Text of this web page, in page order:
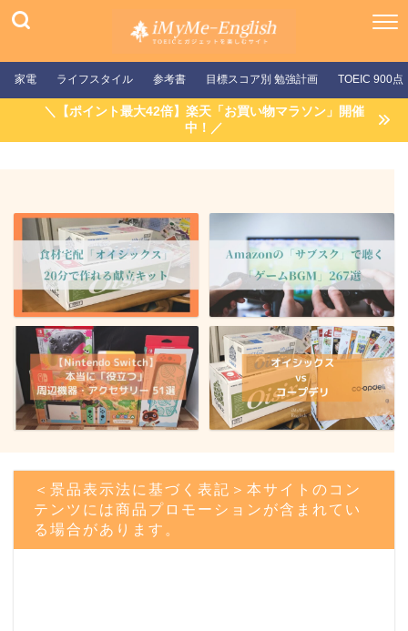
家電 ライフスタイル 参考書 目標スコア別 勉強計画 TOEIC 900点
＼【ポイント最大42倍】楽天「お買い物マラソン」開催
中！／
＜景品表示法に基づく表記＞本サイトのコン
テンツには商品プロモーションが含まれてい
る場合があります。